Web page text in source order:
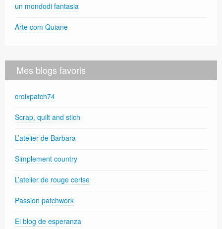
un mondodi fantasia
Arte com Quiane
Mes blogs favoris
croixpatch74
Scrap, quilt and stich
L’atelier de Barbara
Simplement country
L’atelier de rouge cerise
Passion patchwork
El blog de esperanza